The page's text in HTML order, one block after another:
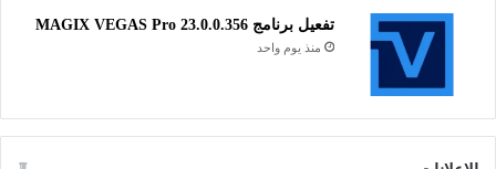
تفعيل برنامج MAGIX VEGAS Pro 23.0.0.356
منذ يوم واحد